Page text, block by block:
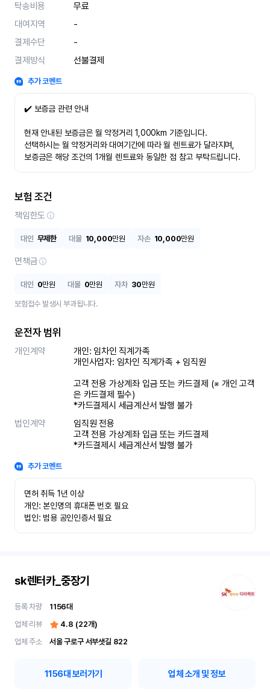
탁송비용
무료
대여지역
-
결제수단
-
결제방식
선불결제
추가 코멘트
✔️ 보증금 관련 안내
현재 안내된 보증금은 월 약정거리 1,000km 기준입니다.
선택하시는 월 약정거리와 대여기간에 따라 월 렌트료가 달라지며,
보증금은 해당 조건의 1개월 렌트료와 동일한 점 참고 부탁드립니다.
보험 조건
책임한도
대인 무제한 대물 10,000만원 자손 10,000만원
면책금
대인 0만원 대물 0만원 자차 30만원
보험접수 발생시 부과됩니다.
운전자 범위
개인계약
개인: 임차인 직계가족
개인사업자: 임차인 직계가족 + 임직원
고객 전용 가상계좌 입금 또는 카드결제 (※ 개인 고객
은 카드결제 필수)
*카드결제시 세금계산서 발행 불가
법인계약
임직원 전용
고객 전용 가상계좌 입금 또는 카드결제
*카드결제시 세금계산서 발행 불가
추가 코멘트
면허 취득 1년 이상
개인: 본인명의 휴대폰 번호 필요
법인: 범용 공인인증서 필요
sk렌터카_중장기
등록 차량 1156대
업체 리뷰
4.8 (22개)
업체 주소
서울 구로구 서부샛길 822
1156대 보러가기 업체 소개 및 정보